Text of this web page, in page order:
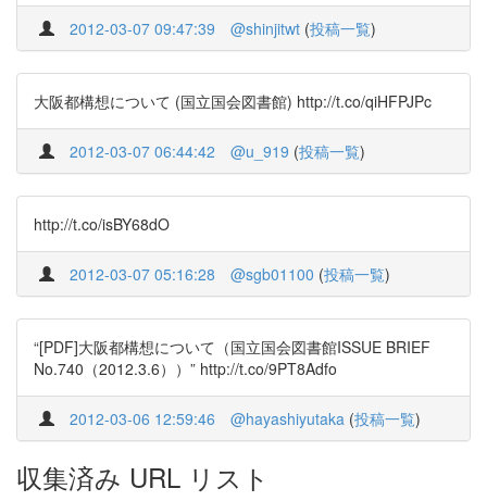
2012-03-07 09:47:39 @shinjitwt (投稿一覧)
大阪都構想について (国立国会図書館) http://t.co/qiHFPJPc
2012-03-07 06:44:42 @u_919 (投稿一覧)
http://t.co/isBY68dO
2012-03-07 05:16:28 @sgb01100 (投稿一覧)
“[PDF]大阪都構想について（国立国会図書館ISSUE BRIEF
No.740（2012.3.6））” http://t.co/9PT8Adfo
2012-03-06 12:59:46 @hayashiyutaka (投稿一覧)
収集済み URL リスト